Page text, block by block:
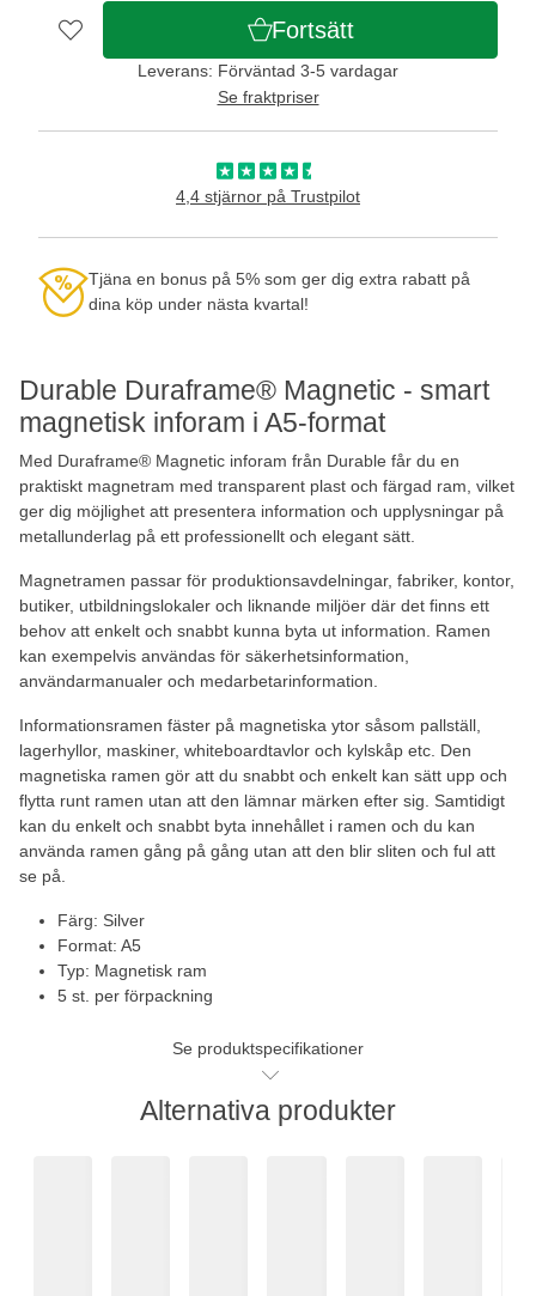
Durable Duraframe® Magnetic - smart
magnetisk inforam i A5-format
Med Duraframe® Magnetic inforam från Durable får du en
praktiskt magnetram med transparent plast och färgad ram, vilket
ger dig möjlighet att presentera information och upplysningar på
metallunderlag på ett professionellt och elegant sätt.
Magnetramen passar för produktionsavdelningar, fabriker, kontor,
butiker, utbildningslokaler och liknande miljöer där det finns ett
behov att enkelt och snabbt kunna byta ut information. Ramen
kan exempelvis användas för säkerhetsinformation,
användarmanualer och medarbetarinformation.
Informationsramen fäster på magnetiska ytor såsom pallställ,
lagerhyllor, maskiner, whiteboardtavlor och kylskåp etc. Den
magnetiska ramen gör att du snabbt och enkelt kan sätt upp och
flytta runt ramen utan att den lämnar märken efter sig. Samtidigt
kan du enkelt och snabbt byta innehållet i ramen och du kan
använda ramen gång på gång utan att den blir sliten och ful att
se på.
Färg: Silver
Format: A5
Typ: Magnetisk ram
5 st. per förpackning
Se produktspecifikationer
Fortsätt
Leverans: Förväntad 3-5 vardagar
Se fraktpriser
4,4 stjärnor på Trustpilot
Tjäna en bonus på 5% som ger dig extra rabatt på
dina köp under nästa kvartal!
Alternativa produkter